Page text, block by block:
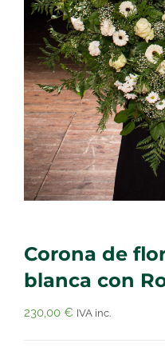
Corona de
blanca con
230,00 € IVA inc.